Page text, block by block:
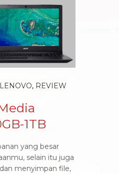
LENOVO, REVIEW
1TB
yang besar
selain itu juga
menyimpan file,